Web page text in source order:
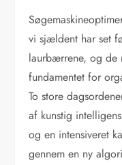
vi sjældent har set
laurbærrene, og de
fundamentet for
To store
af kunstig
og en intensiveret
gennem en ny